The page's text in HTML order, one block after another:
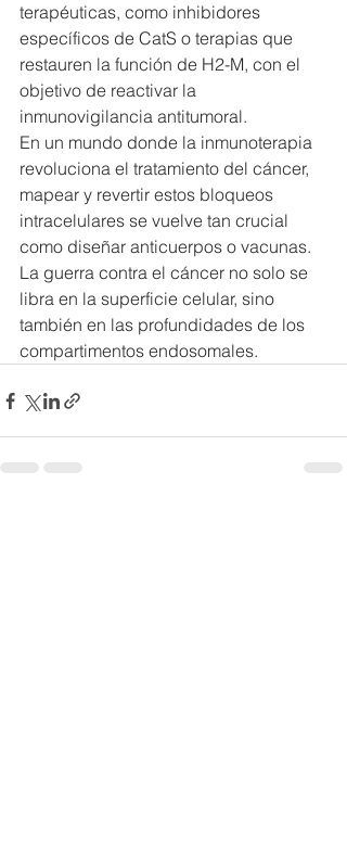
terapéuticas, como inhibidores
específicos de CatS o terapias que
restauren la función de H2-M, con el
objetivo de reactivar la
inmunovigilancia antitumoral.
En un mundo donde la inmunoterapia
revoluciona el tratamiento del cáncer,
mapear y revertir estos bloqueos
intracelulares se vuelve tan crucial
como diseñar anticuerpos o vacunas.
La guerra contra el cáncer no solo se
libra en la superficie celular, sino
también en las profundidades de los
compartimentos endosomales.